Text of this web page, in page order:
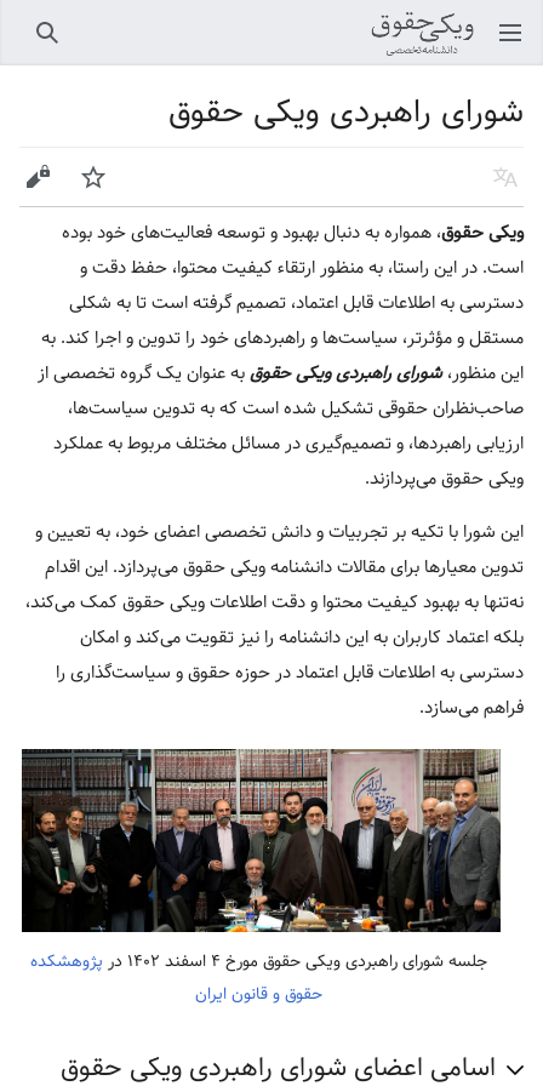
باز کردن منو اصلی جستجو
شورای راهبردی ویکی حقوق
زبان پیگیری ویرایش
ویکی حقوق، همواره به دنبال بهبود و توسعه فعالیت‌های خود بوده
است. در این راستا، به منظور ارتقاء کیفیت محتوا، حفظ دقت و
دسترسی به اطلاعات قابل اعتماد، تصمیم گرفته است تا به شکلی
مستقل و مؤثرتر، سیاست‌ها و راهبردهای خود را تدوین و اجرا کند. به
این منظور،شورای راهبردی ویکی حقوقبه عنوان یک گروه تخصصی از
صاحب‌نظران حقوقی تشکیل شده است که به تدوین سیاست‌ها،
ارزیابی راهبردها، و تصمیم‌گیری در مسائل مختلف مربوط به عملکرد
ویکی حقوق می‌پردازند.
این شورا با تکیه بر تجربیات و دانش تخصصی اعضای خود، به تعیین و
تدوین معیارها برای مقالات دانشنامه ویکی حقوق می‌پردازد. این اقدام
نه‌تنها به بهبود کیفیت محتوا و دقت اطلاعات ویکی حقوق کمک می‌کند،
بلکه اعتماد کاربران به این دانشنامه را نیز تقویت می‌کند و امکان
دسترسی به اطلاعات قابل اعتماد در حوزه حقوق و سیاست‌گذاری را
فراهم می‌سازد.
جلسه شورای راهبردی ویکی حقوق مورخ ۴ اسفند ۱۴۰۲ در
پژوهشکده
حقوق و قانون ایران
اسامی اعضای شورای راهبردی ویکی حقوق